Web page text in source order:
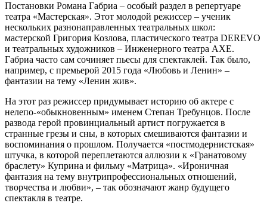
Постановки Романа Габриа – особый раздел в репертуаре
театра «Мастерская». Этот молодой режиссер – ученик
нескольких разнонаправленных театральных школ:
мастерской Григория Козлова, пластического театра DEREVO
и театральных художников – Инженерного театра АХЕ.
Габриа часто сам сочиняет пьесы для спектаклей. Так было,
например, с премьерой 2015 года «Любовь и Ленин» –
фантазии на тему «Ленин жив».
На этот раз режиссер придумывает историю об актере с
нелепо-«обыкновенным» именем Степан Требунцов. После
развода герой провинциальный артист погружается в
странные грезы и сны, в которых смешиваются фантазии и
воспоминания о прошлом. Получается «постмодернистская»
штучка, в которой переплетаются аллюзии к «Гранатовому
браслету» Куприна и фильму «Матрица». «Ироничная
фантазия на тему внутрипрофессиональных отношений,
творчества и любви», – так обозначают жанр будущего
спектакля в театре.